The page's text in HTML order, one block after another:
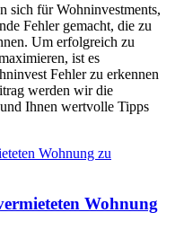
sich für Wohninvestments,
Fehler gemacht, die zu
Um erfolgreich zu
ist es
Fehler zu erkennen
werden wir die
Ihnen wertvolle Tipps
Wohnung